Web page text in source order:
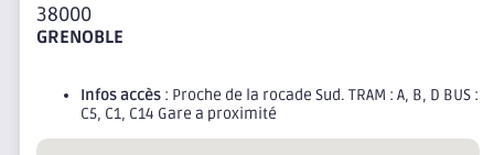
38000
GRENOBLE
Infos accès : Proche de la rocade Sud. TRAM : A, B, D BUS :
C5, C1, C14 Gare a proximité